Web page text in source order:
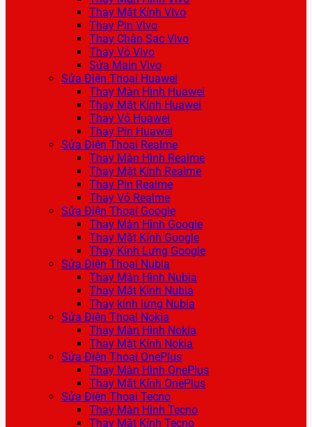
Thay Mặt Kính Vivo
Thay Pin Vivo
Thay Chân Sạc Vivo
Thay Vỏ Vivo
Sửa Main Vivo
Sửa Điện Thoại Huawei
Thay Màn Hình Huawei
Thay Mặt Kính Huawei
Thay Vỏ Huawei
Thay Pin Huawei
Sửa Điện Thoại Realme
Thay Màn Hình Realme
Thay Mặt Kính Realme
Thay Pin Realme
Thay Vỏ Realme
Sửa Điện Thoại Google
Thay Màn Hình Google
Thay Mặt Kính Google
Thay Kính Lưng Google
Sửa Điện Thoại Nubia
Thay Màn Hình Nubia
Thay Mặt Kính Nubia
Thay kính lưng Nubia
Sửa Điện Thoại Nokia
Thay Màn Hình Nokia
Thay Mặt Kính Nokia
Sửa Điện Thoại OnePlus
Thay Màn Hình OnePlus
Thay Mặt Kính OnePlus
Sửa Điện Thoại Tecno
Thay Màn Hình Tecno
Thay Mặt Kính Tecno